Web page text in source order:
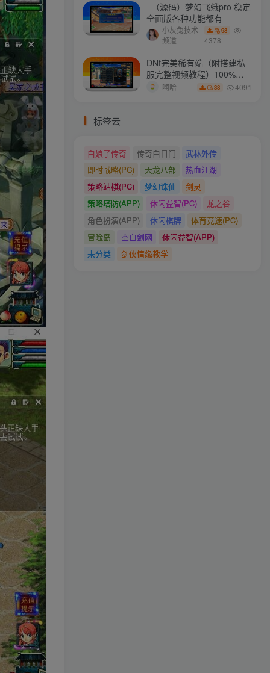
–（源码）梦幻飞蛾pro 稳定
全面版各种功能都有
小灰兔技术
频道
98
4378
DNf完美稀有端（附搭建私
服完整视频教程）100%可
搭建(附完美端升级补丁)
啊哈 38 4091
标签云
白娘子传奇 传奇白日门
武林外传
即时战略(PC)
天龙八部
热血江湖
策略站棋(PC)
梦幻诛仙
剑灵
策略塔防(APP)
休闲益智(PC)
龙之谷
角色扮演(APP)
休闲棋牌
体育竞速(PC)
冒险岛
空白剑网
休闲益智(APP)
未分类
剑侠情缘教学